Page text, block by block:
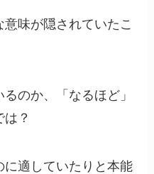
味が隠されていたこ
のか、「なるほど」
？
適していたりと本能